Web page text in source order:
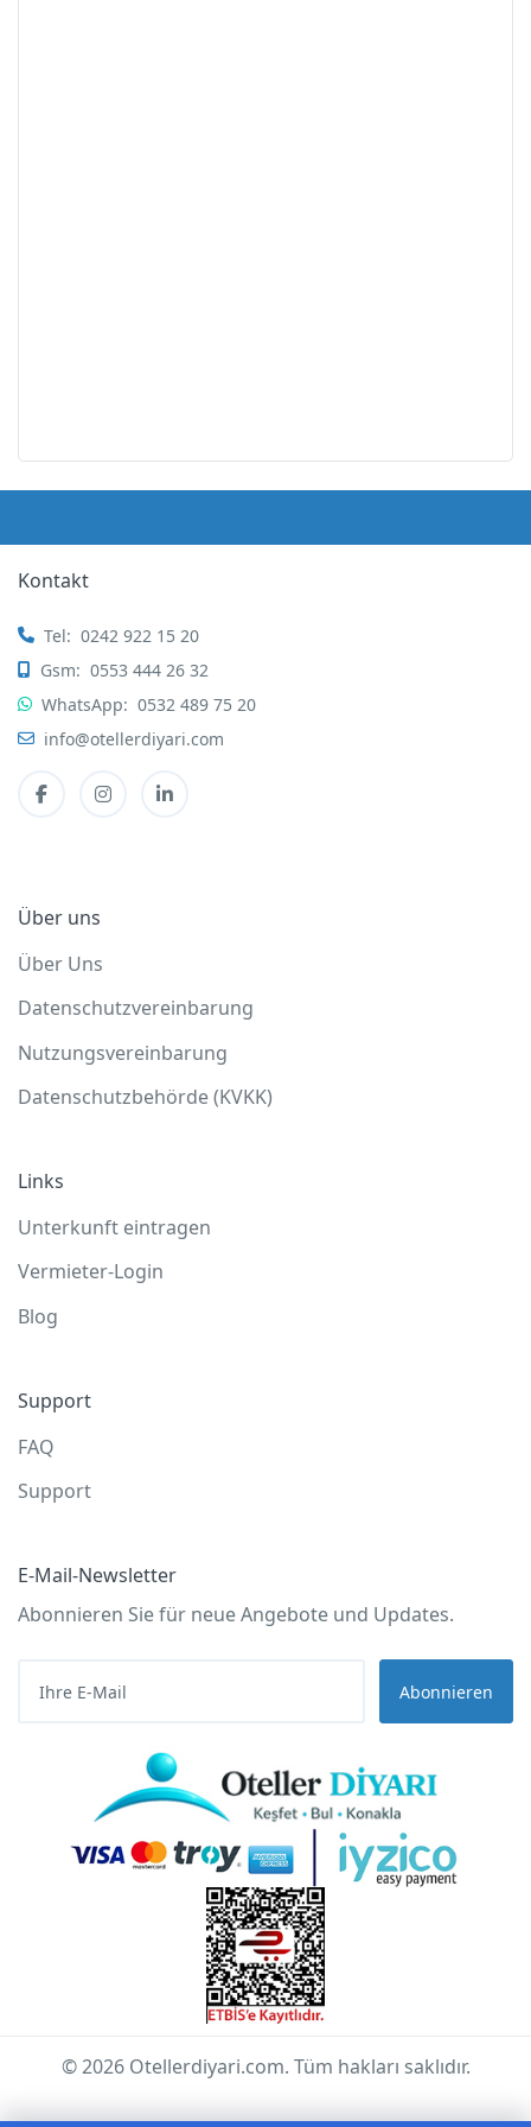
Kontakt
Tel: 0242 922 15 20
Gsm: 0553 444 26 32
WhatsApp: 0532 489 75 20
info@otellerdiyari.com
Über uns
Über Uns
Datenschutzvereinbarung
Nutzungsvereinbarung
Datenschutzbehörde (KVKK)
Links
Unterkunft eintragen
Vermieter-Login
Blog
Support
FAQ
Support
E-Mail-Newsletter
Abonnieren Sie für neue Angebote und Updates.
Abonnieren
© 2026 Otellerdiyari.com. Tüm hakları saklıdır.